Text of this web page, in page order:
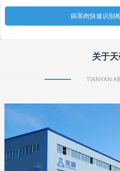
病害肉快速识别
关于
TIANYAN